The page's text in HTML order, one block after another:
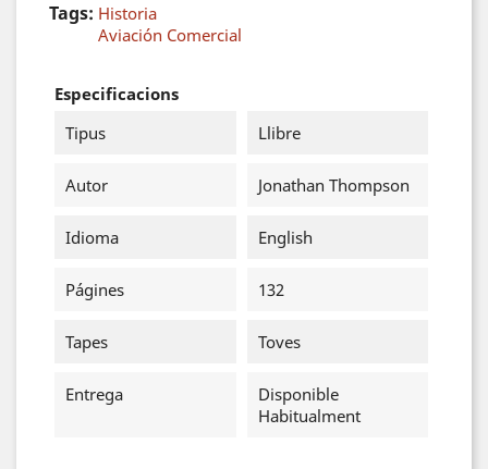
Tags: Historia
Aviación Comercial
Especificacions
Tipus
Llibre
Autor Jonathan Thompson
Idioma English
Págines 132
Tapes Toves
Entrega
Disponible
Habitualment